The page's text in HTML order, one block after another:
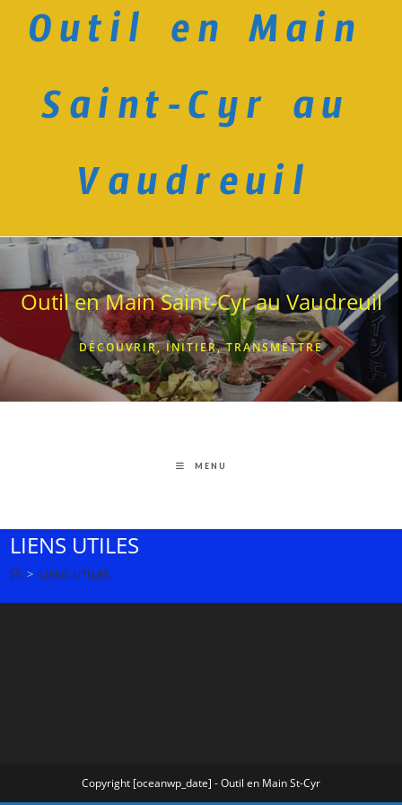
Outil en Main
Saint-Cyr au
Vaudreuil
Outil en Main Saint-Cyr au Vaudreuil
DÉCOUVRIR, INITIER, TRANSMETTRE
MENU
LIENS UTILES
> LIENS UTILES
Copyright [oceanwp_date] - Outil en Main St-Cyr